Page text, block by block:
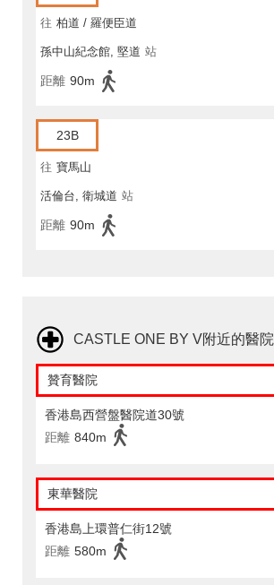
往 柏道 / 羅便臣道
孫中山紀念館, 堅道 站
距離 90m
23B
往 寶馬山
活倫台, 衛城道 站
距離 90m
CASTLE ONE BY V附近的醫院
贊育醫院
香港島西營盤醫院道30號
距離 840m
東華醫院
香港島上環普仁街12號
距離 580m